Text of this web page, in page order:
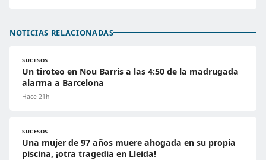
NOTICIAS RELACIONADAS
SUCESOS
Un tiroteo en Nou Barris a las 4:50 de la madrugada
alarma a Barcelona
Hace 21h
SUCESOS
Una mujer de 97 años muere ahogada en su propia
piscina, ¡otra tragedia en Lleida!